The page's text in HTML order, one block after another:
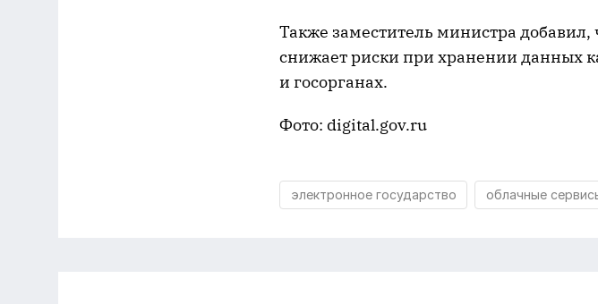
Также заместитель министра
снижает риски при хранении данных
и госорганах.
Фото: digital.gov.ru
электронное государство облачные